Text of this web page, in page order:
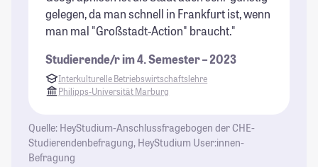
gelegen, da man schnell in Frankfurt ist, wenn
man mal "Großstadt-Action" braucht."
Studierende/r im 4. Semester – 2023
Interkulturelle Betriebswirtschaftslehre
Philipps-Universität Marburg
Quelle: HeyStudium-Anschlussfragebogen der CHE-
Studierendenbefragung, HeyStudium User:innen-
Befragung